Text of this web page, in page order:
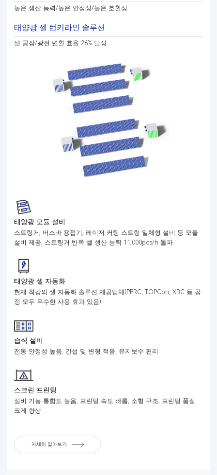
높은 생산 능력/높은 안정성/높은 호환성
태양광 셀 턴키라인 솔루션
셀 공장/광전 변환 효율 26% 달성
태양광 모듈 설비
스트링거, 버스바 용접기, 레이저 커팅 스트링 일체형 설비 등 모듈
설비 제공, 스트링거 반쪽 셀 생산 능력 11,000pcs/h 돌파
태양광 셀 자동화
현재 최강의 셀 자동화 솔루션 제공업체(PERC, TOPCon, XBC 등 공
정 모두 우수한 사용 효과 있음)
습식 설비
전동 안정성 높음, 간섭 및 변형 적음, 유지보수 편리
스크린 프린팅
설비 기능 통합도 높음, 프린팅 속도 빠름, 소형 구조, 프린팅 품질
크게 향상
자세히 알아보기